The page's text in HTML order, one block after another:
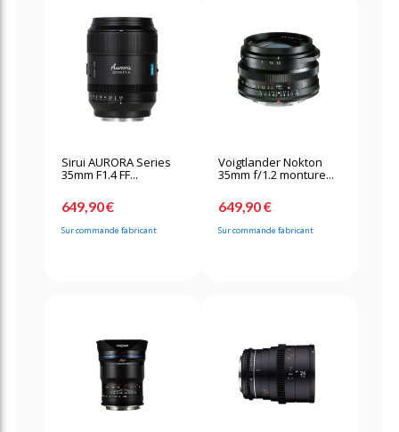
Sirui AURORA Series
35mm F1.4 FF...
649,90 €
Sur commande fabricant
Voigtlander Nokton
35mm f/1.2 monture...
649,90 €
Sur commande fabricant